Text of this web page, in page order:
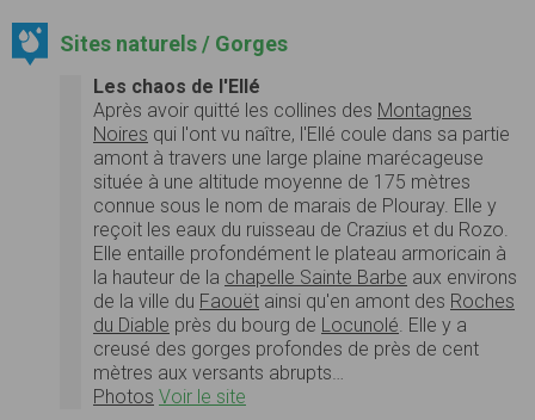
Sites naturels / Gorges
Les chaos de l'Ellé
Après avoir quitté les collines des Montagnes
Noires qui l'ont vu naître, l'Ellé coule dans sa partie
amont à travers une large plaine marécageuse
située à une altitude moyenne de 175 mètres
connue sous le nom de marais de Plouray. Elle y
reçoit les eaux du ruisseau de Crazius et du Rozo.
Elle entaille profondément le plateau armoricain à
la hauteur de la chapelle Sainte Barbe aux environs
de la ville du Faouët ainsi qu'en amont des Roches
du Diable près du bourg de Locunolé. Elle y a
creusé des gorges profondes de près de cent
mètres aux versants abrupts…
Photos Voir le site